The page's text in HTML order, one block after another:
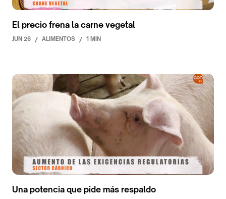
El precio frena la carne vegetal
JUN 26 / ALIMENTOS / 1 MIN
Una potencia que pide más respaldo